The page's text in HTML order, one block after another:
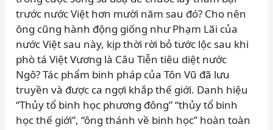
trước nước Việt hơn mười năm sau đó? Cho nên
ông cũng hành động giống như Phạm Lãi của
nước Việt sau này, kịp thời rời bỏ tước lộc sau khi
phò tá Việt Vương là Câu Tiễn tiêu diệt nước
Ngô? Tác phẩm binh pháp của Tôn Vũ đã lưu
truyền và được ca ngợi khắp thế giới. Danh hiệu
“Thủy tổ binh học phương đông” “thủy tổ binh
học thế giới”, “ông thánh về binh học” hoàn toàn